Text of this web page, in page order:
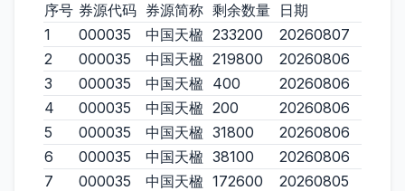
序号 券源代码 券源简称 剩余数量 日期
1
000035 中国天楹 233200
20260807
2
000035 中国天楹 219800
20260806
3
000035 中国天楹 400
20260806
4
000035 中国天楹 200
20260806
5
000035 中国天楹 31800
20260806
6
000035 中国天楹 38100
20260806
7
000035 中国天楹 172600
20260805